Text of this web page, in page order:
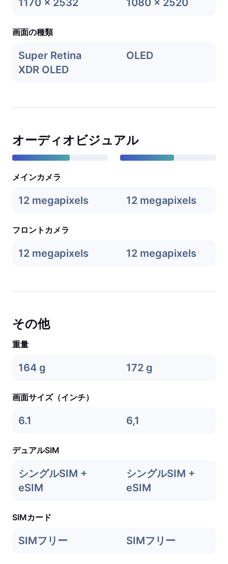
1170 x 2532 1080 x 2520
画面の種類
Super Retina
XDR OLED
OLED
オーディオビジュアル
メインカメラ
12 megapixels 12 megapixels
フロントカメラ
12 megapixels 12 megapixels
その他
重量
164 g 172 g
画面サイズ（インチ）
6.1 6,1
デュアルSIM
シングルSIM +
eSIM
シングルSIM +
eSIM
SIMカード
SIMフリー SIMフリー